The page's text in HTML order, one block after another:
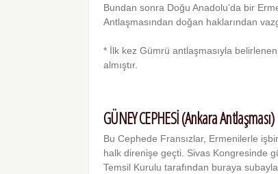
Bundan sonra Doğu Anadolu’da bir
Antlaşmasından doğan haklarından
* İlk kez Gümrü antlaşmasıyla
almıştır.
GÜNEY CEPHESİ (Ankara Antlaşması)
Bu Cephede Fransızlar, Ermenilerle
halk direnişe geçti. Sivas Kongresinde
Temsil Kurulu tarafından buraya